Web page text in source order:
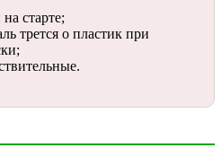
старте;
трется о пластик при